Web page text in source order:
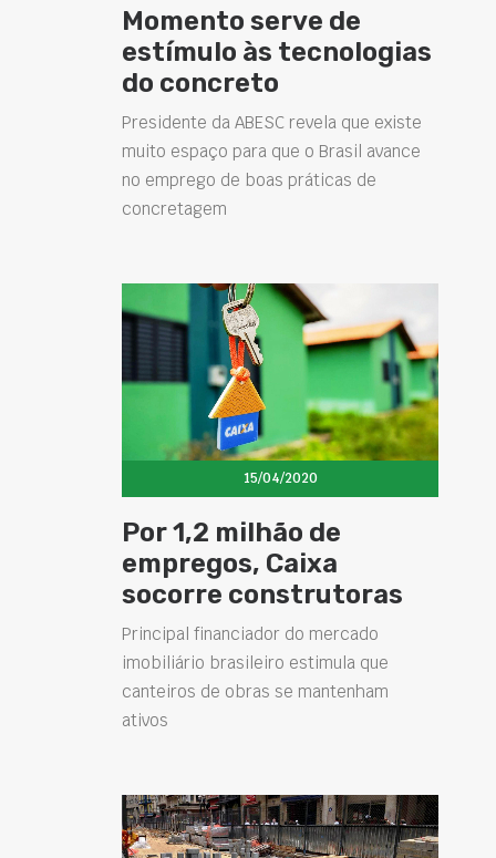
Momento serve de
estímulo às tecnologias
do concreto
Presidente da ABESC revela que existe
muito espaço para que o Brasil avance
no emprego de boas práticas de
concretagem
15/04/2020
Por 1,2 milhão de
empregos, Caixa
socorre construtoras
Principal financiador do mercado
imobiliário brasileiro estimula que
canteiros de obras se mantenham
ativos